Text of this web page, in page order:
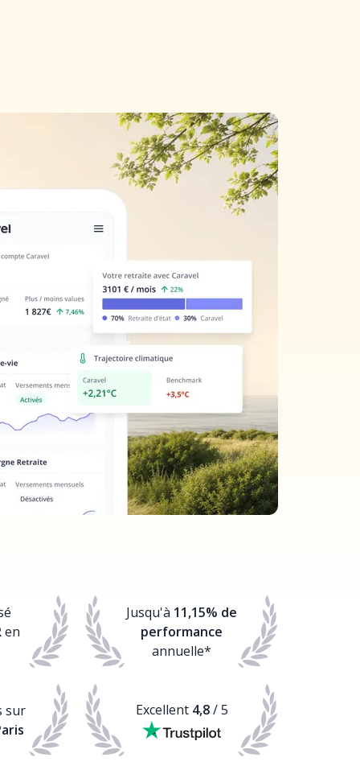
en
Jusqu'à 11,15% de
performance
annuelle*
sur
Excellent 4,8/ 5